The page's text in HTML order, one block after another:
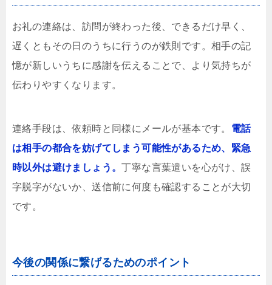
お礼の連絡は、訪問が終わった後、できるだけ早く、
遅くともその日のうちに行うのが鉄則です。相手の記
憶が新しいうちに感謝を伝えることで、より気持ちが
伝わりやすくなります。
連絡手段は、依頼時と同様にメールが基本です。 電話
は相手の都合を妨げてしまう可能性があるため、緊急
時以外は避けましょう。丁寧な言葉遣いを心がけ、誤
字脱字がないか、送信前に何度も確認することが大切
です。
今後の関係に繋げるためのポイント